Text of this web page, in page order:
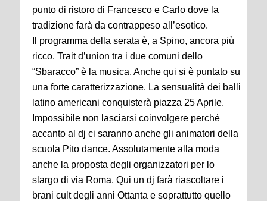
punto di ristoro di Francesco e Carlo dove la
tradizione farà da contrappeso all’esotico.
Il programma della serata è, a Spino, ancora più
ricco. Trait d’union tra i due comuni dello
“Sbaracco” è la musica. Anche qui si è puntato su
una forte caratterizzazione. La sensualità dei balli
latino americani conquisterà piazza 25 Aprile.
Impossibile non lasciarsi coinvolgere perché
accanto al dj ci saranno anche gli animatori della
scuola Pito dance. Assolutamente alla moda
anche la proposta degli organizzatori per lo
slargo di via Roma. Qui un dj farà riascoltare i
brani cult degli anni Ottanta e soprattutto quello